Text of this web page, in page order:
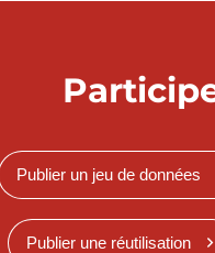
Publier un jeu de données
Publier une réutilisation